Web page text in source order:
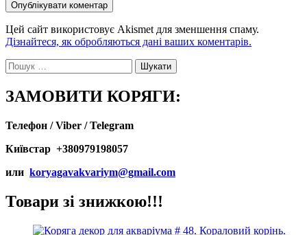
Цей сайт використовує Akismet для зменшення спаму.
Дізнайтеся, як обробляються дані ваших коментарів.
Пошук:
ЗАМОВИТИ КОРЯГИ:
Телефон / Viber / Telegram
Київстар +380979198057
или koryagavakvariym@gmail.com
Товари зі знижкою!!!